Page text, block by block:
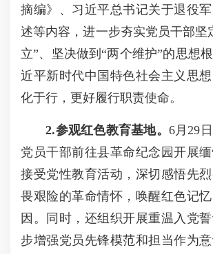
摘编》、习近平总书记关于退役
述等内容，进一步夯实党员干部坚
立”、坚决做到“两个维护”的思想
近平新时代中国特色社会主义思
化于行，更好履行职责使命。
2.参观红色教育基地。 6月29
党员干部前往县革命纪念园开展缅
接受党性教育活动，深切感悟先
畏艰险的革命情怀，唤醒红色记
因。同时，还组织开展重温入党
步增强党员先锋模范和担当作为